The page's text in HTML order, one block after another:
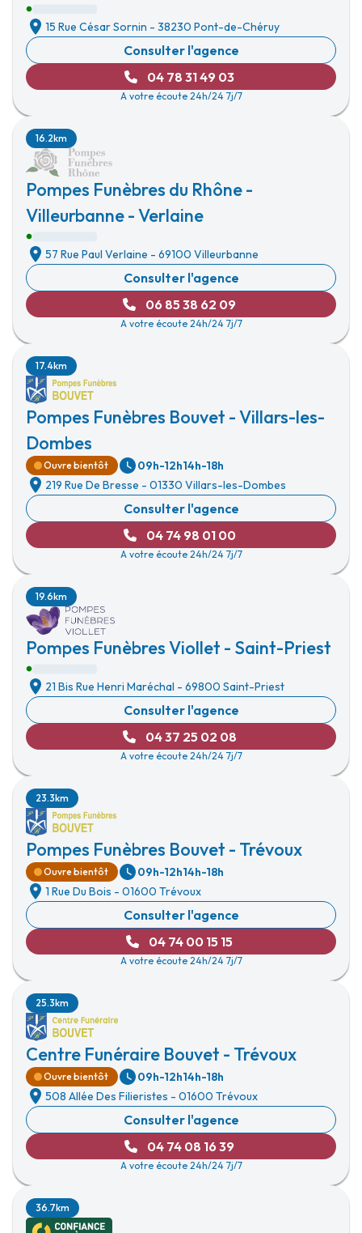
15 Rue César Sornin - 38230 Pont-de-Chéruy
Consulter l'agence
04 78 31 49 03
A votre écoute 24h/24 7j/7
Pompes Funèbres du Rhône -
Villeurbanne - Verlaine
16.2km
57 Rue Paul Verlaine - 69100 Villeurbanne
Consulter l'agence
06 85 38 62 09
A votre écoute 24h/24 7j/7
Pompes Funèbres Bouvet - Villars-les-
Dombes
17.4km
Ouvre bientôt 09h-12h14h-18h
219 Rue De Bresse - 01330 Villars-les-Dombes
Consulter l'agence
04 74 98 01 00
A votre écoute 24h/24 7j/7
Pompes Funèbres Viollet - Saint-Priest
19.6km
21 Bis Rue Henri Maréchal - 69800 Saint-Priest
Consulter l'agence
04 37 25 02 08
A votre écoute 24h/24 7j/7
Pompes Funèbres Bouvet - Trévoux
23.3km
Ouvre bientôt 09h-12h14h-18h
1 Rue Du Bois - 01600 Trévoux
Consulter l'agence
04 74 00 15 15
A votre écoute 24h/24 7j/7
Centre Funéraire Bouvet - Trévoux
25.3km
Ouvre bientôt 09h-12h14h-18h
508 Allée Des Filieristes - 01600 Trévoux
Consulter l'agence
04 74 08 16 39
A votre écoute 24h/24 7j/7
36.7km